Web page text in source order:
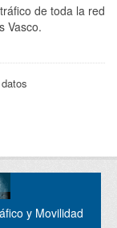
de toda la red
Vasco.
y Movilidad